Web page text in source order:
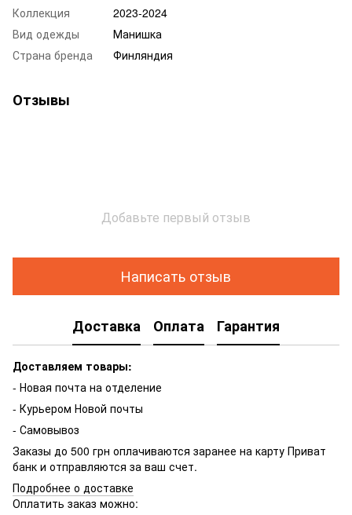
Коллекция
2023-2024
Вид одежды
Манишка
Страна бренда
Финляндия
Отзывы
Добавьте первый отзыв
Написать отзыв
Доставка Оплата Гарантия
Доставляем товары:
- Новая почта на отделение
- Курьером Новой почты
- Самовывоз
Заказы до 500 грн оплачиваются заранее на карту Приват
банк и отправляются за ваш счет.
Подробнее о доставке
Оплатить заказ можно: